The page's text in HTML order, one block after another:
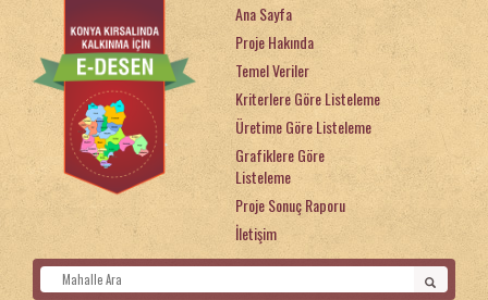
Ana Sayfa
Proje Hakında
Temel Veriler
Kriterlere Göre Listeleme
Üretime Göre Listeleme
Grafiklere Göre
Listeleme
Proje Sonuç Raporu
İletişim